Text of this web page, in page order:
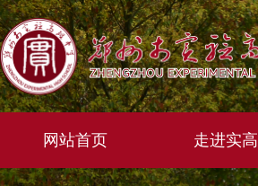
网站首页 走进实高